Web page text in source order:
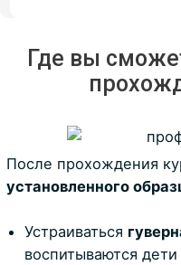
Где вы
После прохождения
установленного
Устраиваться
воспитываются